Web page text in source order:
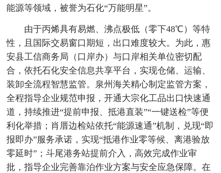
能源等领域，被誉为石化“万能明星”。
由于丙烯具有易燃、沸点极低（零下48℃）等特
性，且国际交易窗口期短，出口难度较大。为此，惠
安县工信商务局（口岸办）与口岸相关单位密切配
合，依托石化安全信息共享平台，实现仓储、运输、
装卸全流程智慧监管。泉州海关精心制定监管方案，
全程指导企业规范申报，开通大宗化工品出口快速通
道，持续推进“提前申报、抵港直装”“一键送检”等便
利化举措；肖厝边检站依托“能源速通”机制，兑现“即
报即办”服务承诺，实现“抵港作业零等候、离港验放
零延时”；斗尾港务站提前介入，高效完成作业审
批，指导企业完善靠泊作业方案与安全应急保障。在